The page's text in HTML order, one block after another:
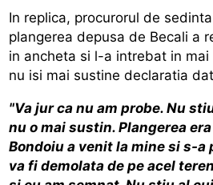
In replica, procurorul de
plangerea depusa de Becali a
in ancheta si l-a intrebat in
nu isi mai sustine declaratia
"Va jur ca nu am probe. Nu
nu o mai sustin. Plangerea
Bondoiu a venit la mine si s-
va fi demolata de pe acel